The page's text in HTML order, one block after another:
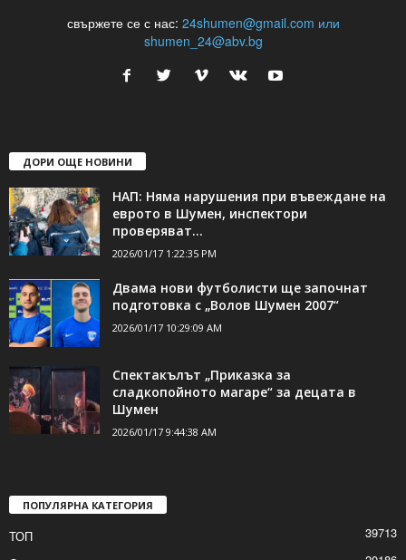
свържете се с нас: 24shumen@gmail.com или
shumen_24@abv.bg
ДОРИ ОЩЕ НОВИНИ
НАП: Няма нарушения при въвеждане на
еврото в Шумен, инспектори
проверяват...
2026/01/17 1:22:35 PM
Двама нови футболисти ще започнат
подготовка с „Волов Шумен 2007“
2026/01/17 10:29:09 AM
Спектакълът „Приказка за
сладкопойното магаре“ за децата в
Шумен
2026/01/17 9:44:38 AM
ПОПУЛЯРНА КАТЕГОРИЯ
ТОП
39713